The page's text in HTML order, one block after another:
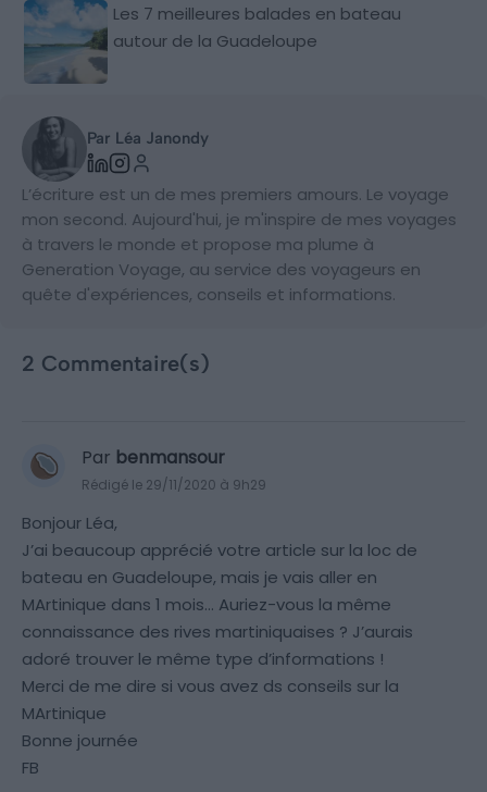
Les 7 meilleures balades en bateau
autour de la Guadeloupe
Par Léa Janondy
L’écriture est un de mes premiers amours. Le voyage
mon second. Aujourd'hui, je m'inspire de mes voyages
à travers le monde et propose ma plume à
Generation Voyage, au service des voyageurs en
quête d'expériences, conseils et informations.
2 Commentaire(s)
Par benmansour
Rédigé le 29/11/2020 à 9h29
Bonjour Léa,
J’ai beaucoup apprécié votre article sur la loc de
bateau en Guadeloupe, mais je vais aller en
MArtinique dans 1 mois… Auriez-vous la même
connaissance des rives martiniquaises ? J’aurais
adoré trouver le même type d’informations !
Merci de me dire si vous avez ds conseils sur la
MArtinique
Bonne journée
FB